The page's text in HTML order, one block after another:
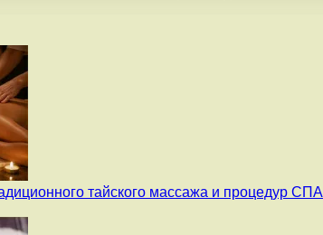
тайского массажа и процедур СПА